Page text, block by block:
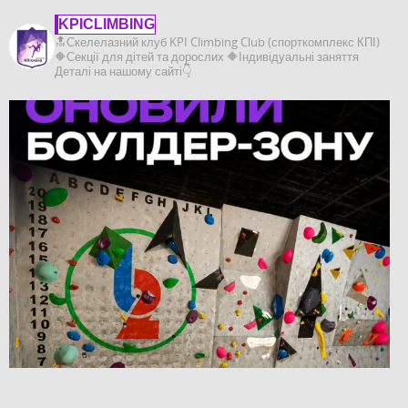
KPICLIMBING
🔝Скелелазний клуб KPI Climbing Club (спорткомплекс КПІ)
🔶️Секції для дітей та дорослих 🔶️Індивідуальні заняття
Деталі на нашому сайті👇